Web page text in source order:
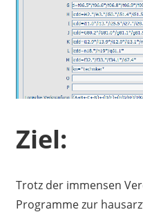
Ziel:
Trotz der immensen
Programme zur